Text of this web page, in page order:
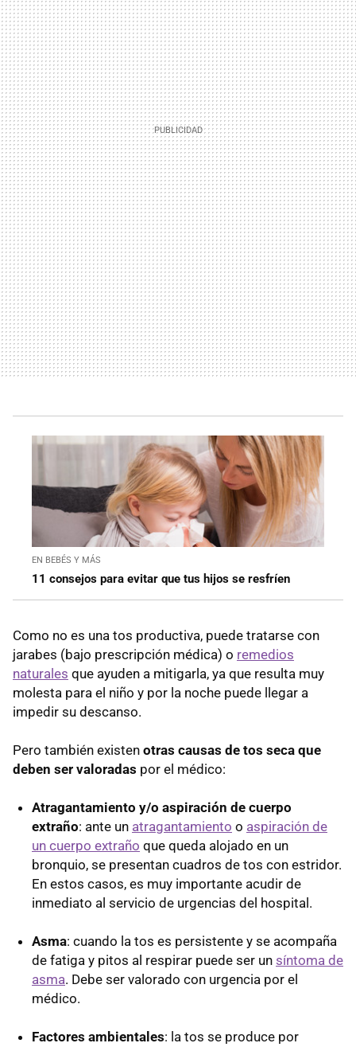
EN BEBÉS Y MÁS
11 consejos para evitar que tus hijos se resfríen
Como no es una tos productiva, puede tratarse con
jarabes (bajo prescripción médica) o remedios
naturales que ayuden a mitigarla, ya que resulta muy
molesta para el niño y por la noche puede llegar a
impedir su descanso.
Pero también existen otras causas de tos seca que
deben ser valoradas por el médico:
Atragantamiento y/o aspiración de cuerpo
extraño: ante un atragantamiento o aspiración de
un cuerpo extraño que queda alojado en un
bronquio, se presentan cuadros de tos con estridor.
En estos casos, es muy importante acudir de
inmediato al servicio de urgencias del hospital.
Asma: cuando la tos es persistente y se acompaña
de fatiga y pitos al respirar puede ser un síntoma de
asma. Debe ser valorado con urgencia por el
médico.
Factores ambientales: la tos se produce por